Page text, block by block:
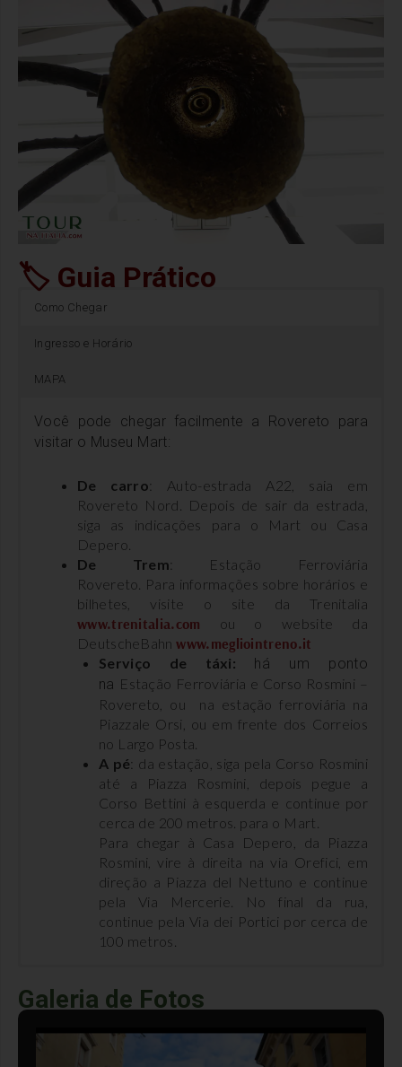
🏷 Guia Prático
Como Chegar
Ingresso e Horário
MAPA
Você pode chegar facilmente a Rovereto para
visitar o Museu Mart:
De carro: Auto-estrada A22, saia em
Rovereto Nord. Depois de sair da estrada,
siga as indicações para o Mart ou Casa
Depero.
De Trem: Estação Ferroviária
Rovereto. Para informações sobre horários e
bilhetes, visite o site da Trenitalia
www.trenitalia.com ou o website da
DeutscheBahnwww.megliointreno.it
Serviço de táxi:
há um ponto
na Estação Ferroviária e Corso Rosmini –
Rovereto, ou na estação ferroviária na
Piazzale Orsi, ou em frente dos Correios
no Largo Posta.
A pé: da estação, siga pela Corso Rosmini
até a Piazza Rosmini, depois pegue a
Corso Bettini à esquerda e continue por
cerca de 200 metros. para o Mart.
Para chegar à Casa Depero, da Piazza
Rosmini, vire à direita na via Orefici, em
direção a Piazza del Nettuno e continue
pela Via Mercerie. No final da rua,
continue pela Via dei Portici por cerca de
100 metros.
Experiências Relacionadas
Galeria de Fotos